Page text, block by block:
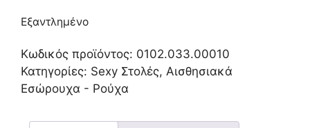
Εξαντλημένο
Κωδικός προϊόντος: 0102.033.00010
Κατηγορίες: Sexy Στολές, Αισθησιακά
Εσώρουχα - Ρούχα